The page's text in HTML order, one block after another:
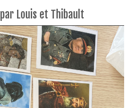
par Louis et Thibault